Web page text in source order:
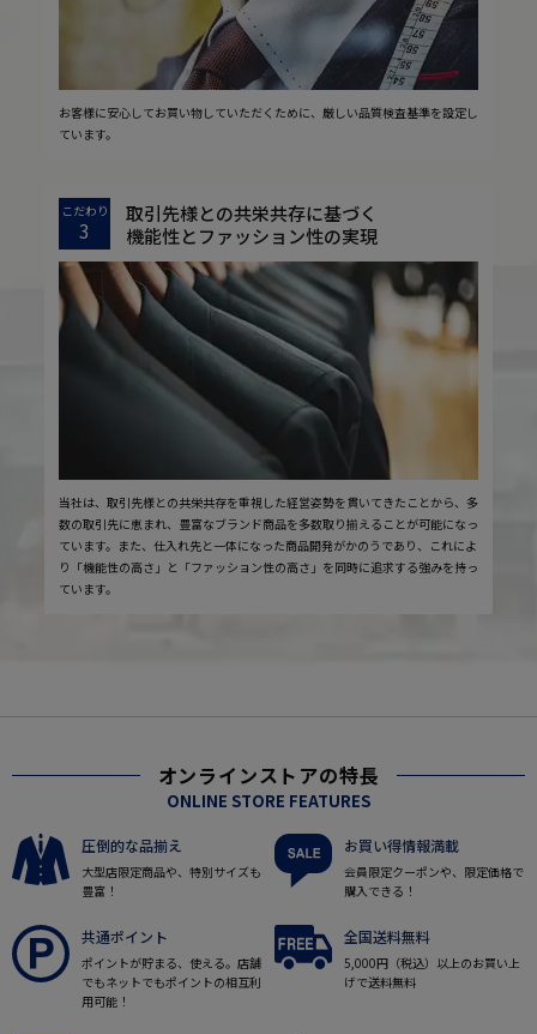
お客様に安心してお買い物していただくために、厳しい品質検査基準を設定し
ています。
こだわり
3
取引先様との共栄共存に基づく
機能性とファッション性の実現
当社は、取引先様との共栄共存を重視した経営姿勢を貫いてきたことから、多
数の取引先に恵まれ、豊富なブランド商品を多数取り揃えることが可能になっ
ています。また、仕入れ先と一体になった商品開発がかのうであり、これによ
り「機能性の高さ」と「ファッション性の高さ」を同時に追求する強みを持っ
ています。
オンラインストアの特長
ONLINE STORE FEATURES
圧倒的な品揃え
大型店限定商品や、特別サイズも
豊富！
お買い得情報満載
会員限定クーポンや、限定価格で
購入できる！
共通ポイント
ポイントが貯まる、使える。店舗
でもネットでもポイントの相互利
用可能！
全国送料無料
5,000円（税込）以上のお買い上
げで送料無料